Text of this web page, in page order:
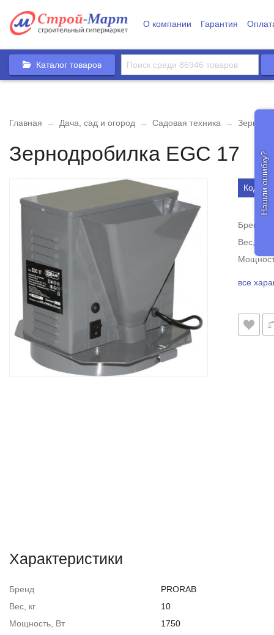
О компании Гарантия
Каталог товаров
Главная → Дача, сад и огород → Садовая техника →
Зернодробилка EGC 17
Код
Бренд
Вес, кг
все
Характеристики
Бренд
PRORAB
Вес, кг
10
Мощность, Вт
1750
Нашли ошибку?